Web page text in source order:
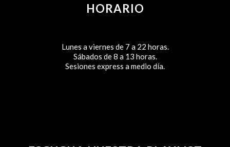
HORARIO
Lunes a viernes de 7 a 22 horas.
Sábados de 8 a 13 horas.
Sesiones express a medio día.